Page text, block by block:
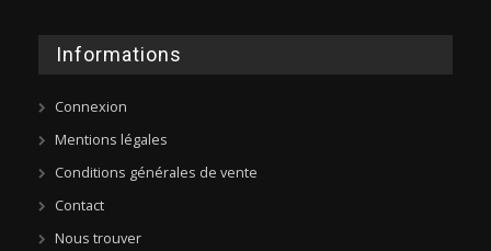
Informations
Connexion
Mentions légales
Conditions générales de vente
Contact
Nous trouver